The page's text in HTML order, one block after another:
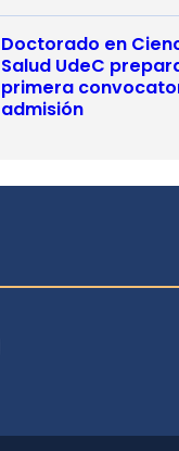
Doctorado en
Salud UdeC
primera
admisión